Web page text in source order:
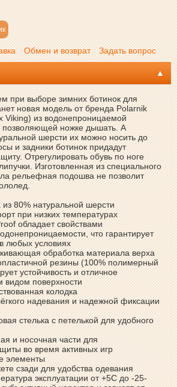
Обмен и возврат Задать вопрос
при выборе зимних ботинок для
новая модель от бренда Polarnik
Viking) из водонепроницаемой
позволяющей ножке дышать. А
шерсти их можно носить до
и задники ботинок придадут
Отрегулировать обувь по ноге
Изготовленная из специального
рельефная подошва не позволит
из 80% натуральной шерсти
при низких температурах
обладает свойствами
что гарантирует
любых условиях
обработка материала верха
резины (100% полимерный
устойчивость и отличное
поверхности
колодка
надевания и надежной фиксации
стелька с петелькой для удобного
и носочная части для
во время активных игр
элементы
сзади для удобства одевания
эксплуатации от +5С до -25-